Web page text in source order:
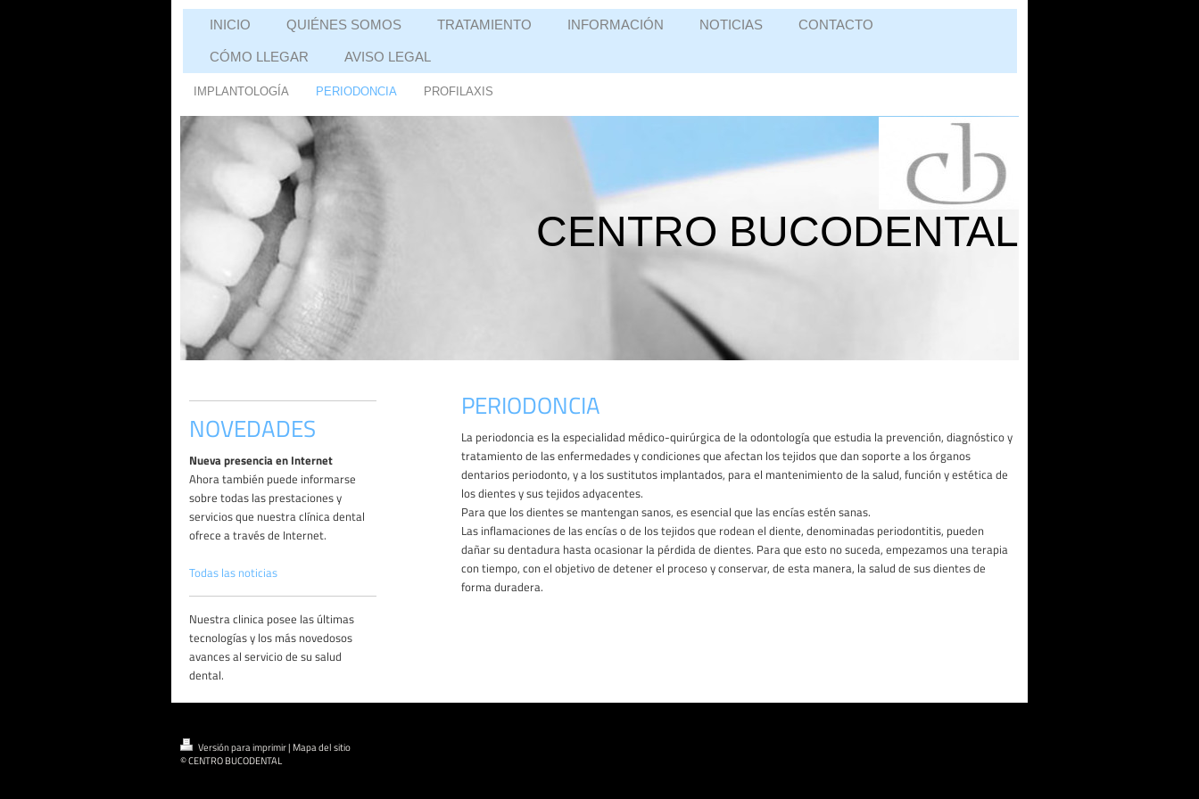
INICIO QUIÉNES SOMOS TRATAMIENTO INFORMACIÓN NOTICIAS CONTACTO
CÓMO LLEGAR AVISO LEGAL
IMPLANTOLOGÍA PERIODONCIA PROFILAXIS
CENTRO BUCODENTAL
NOVEDADES
Nueva presencia en Internet
Ahora también puede informarse
sobre todas las prestaciones y
servicios que nuestra clínica dental
ofrece a través de Internet.
Todas las noticias
Nuestra clinica posee las últimas
tecnologías y los más novedosos
avances al servicio de su salud
dental.
PERIODONCIA
La periodoncia es la especialidad médico-quirúrgica de la odontología que estudia la prevención, diagnóstico y
tratamiento de las enfermedades y condiciones que afectan los tejidos que dan soporte a los órganos
dentarios periodonto, y a los sustitutos implantados, para el mantenimiento de la salud, función y estética de
los dientes y sus tejidos adyacentes.
Para que los dientes se mantengan sanos, es esencial que las encías estén sanas.
Las inflamaciones de las encías o de los tejidos que rodean el diente, denominadas periodontitis, pueden
dañar su dentadura hasta ocasionar la pérdida de dientes. Para que esto no suceda, empezamos una terapia
con tiempo, con el objetivo de detener el proceso y conservar, de esta manera, la salud de sus dientes de
forma duradera.
Versión para imprimir| Mapa del sitio
© CENTRO BUCODENTAL